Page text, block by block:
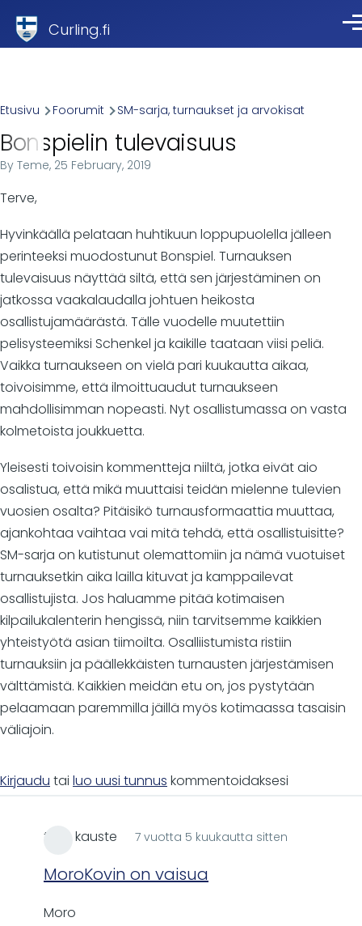
Curling.fi
Breadcrumb
Etusivu Foorumit SM-sarja, turnaukset ja arvokisat
Bonspielin tulevaisuus
By Teme, 25 February, 2019
Terve,
Hyvinkäällä pelataan huhtikuun loppupuolella jälleen
perinteeksi muodostunut Bonspiel. Turnauksen
tulevaisuus näyttää siltä, että sen järjestäminen on
jatkossa vaakalaudalla johtuen heikosta
osallistujamäärästä. Tälle vuodelle muutettiin
pelisysteemiksi Schenkel ja kaikille taataan viisi peliä.
Vaikka turnaukseen on vielä pari kuukautta aikaa,
toivoisimme, että ilmoittuaudut turnaukseen
mahdollisimman nopeasti. Nyt osallistumassa on vasta
kolmetoista joukkuetta.
Yleisesti toivoisin kommentteja niiltä, jotka eivät aio
osalistua, että mikä muuttaisi teidän mielenne tulevien
vuosien osalta? Pitäisikö turnausformaattia muuttaa,
ajankohtaa vaihtaa vai mitä tehdä, että osallistuisitte?
SM-sarja on kutistunut olemattomiin ja nämä vuotuiset
turnauksetkin aika lailla kituvat ja kamppailevat
osallistujista. Jos haluamme pitää kotimaisen
kilpailukalenterin hengissä, niin tarvitsemme kaikkien
yhteistyötä asian tiimoilta. Osalliistumista ristiin
turnauksiin ja päällekkäisten turnausten järjestämisen
välttämistä. Kaikkien meidän etu on, jos pystytään
pelaamaan paremmilla jäillä myös kotimaassa tasaisin
väliajoin.
Kirjaudu tai luo uusi tunnus kommentoidaksesi
timo kauste 7 vuotta 5 kuukautta sitten
MoroKovin on vaisua
Moro